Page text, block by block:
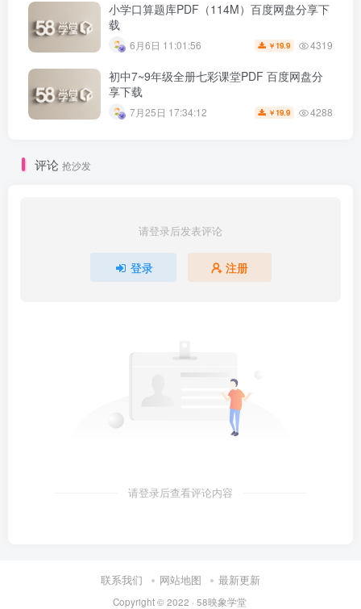
小学口算题库PDF（114M）百度网盘分享下
载
6月6日 11:01:56 ￥ 19.9 4319
初中7~9年级全册七彩课堂PDF 百度网盘分
享下载
7月25日 17:34:12 ￥ 19.9 4288
评论 抢沙发
请登录后发表评论
登录 注册
请登录后查看评论内容
联系我们 网站地图 最新更新
Copyright © 2022 · 58映象学堂